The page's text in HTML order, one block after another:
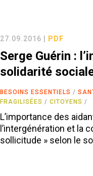
27.09.2016 | PDF
Serge Guérin :
solidarité
BESOINS ESSENTIELS
FRAGILISÉES
CITOYENS
L’importance des
l’intergénération et la
sollicitude » selon le